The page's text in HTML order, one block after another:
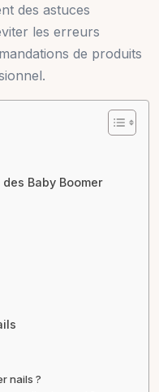
des astuces
les erreurs
de produits
Baby Boomer
nails ?